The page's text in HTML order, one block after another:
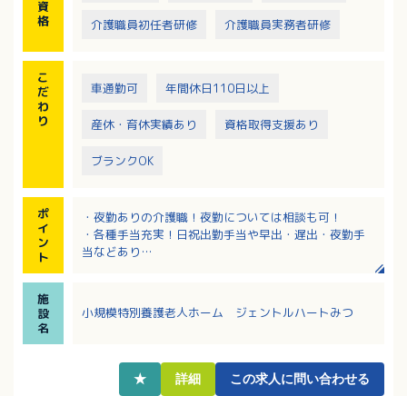
資
格
介護職員初任者研修 介護職員実務者研修
こ
だ
わ
り
車通勤可 年間休日110日以上
産休・育休実績あり 資格取得支援あり
ブランクOK
ポ
イ
ン
ト
・夜勤ありの介護職！夜勤については相談も可！
・各種手当充実！日祝出勤手当や早出・遅出・夜勤手
当などあり
をしています
・動線広く、明るくてきれいな施設です
施
設
名
小規模特別養護老人ホーム ジェントルハートみつ
★ 詳細 この求人に問い合わせる